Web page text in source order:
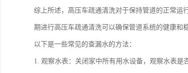
综上所述，高压车疏通清洗对于保持管道的正常运
期进行高压车疏通清洗可以确保管道系统的健康和
以下是一些常见的查漏水的方法：
1. 观察水表：关闭家中所有用水设备，观察水表